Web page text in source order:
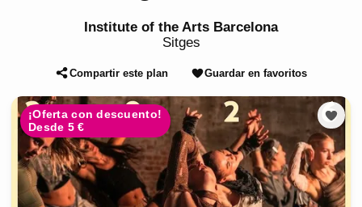
Institute of the Arts Barcelona
Sitges
Compartir este plan Guardar en favoritos
¡Oferta con descuento!
Desde 5 €